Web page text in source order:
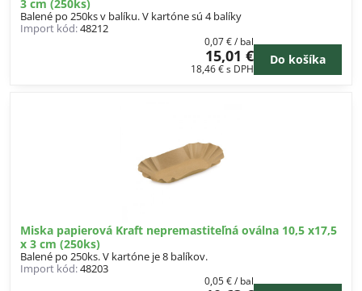
3 cm (250ks)
Balené po 250ks v balíku. V kartóne sú 4 balíky
Import kód:48212
15,01 €
18,46 €s DPH
0,07 €/ bal
Do košíka
Miska papierová Kraft nepremastiteľná oválna 10,5 x17,5
x 3 cm (250ks)
Balené po 250ks. V kartóne je 8 balíkov.
Import kód:48203
0,05 €/ bal